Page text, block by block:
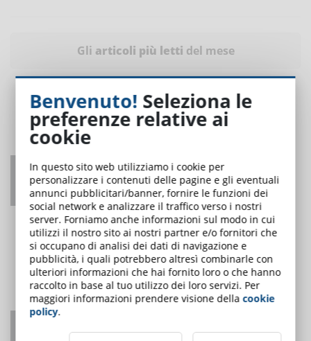
Gli articoli più letti del mese
Come adattarsi agli agenti di intelligenza
artificiale?
UNO DEI PIÙ LETTI
Benvenuto! Seleziona le
preferenze relative ai
cookie
In questo sito web utilizziamo i cookie per
personalizzare i contenuti delle pagine e gli eventuali
annunci pubblicitari/banner, fornire le funzioni dei
social network e analizzare il traffico verso i nostri
server. Forniamo anche informazioni sul modo in cui
utilizzi il nostro sito ai nostri partner e/o fornitori che
si occupano di analisi dei dati di navigazione e
pubblicità, i quali potrebbero altresì combinarle con
ulteriori informazioni che hai fornito loro o che hanno
raccolto in base al tuo utilizzo dei loro servizi. Per
maggiori informazioni prendere visione dellacookie
policy.